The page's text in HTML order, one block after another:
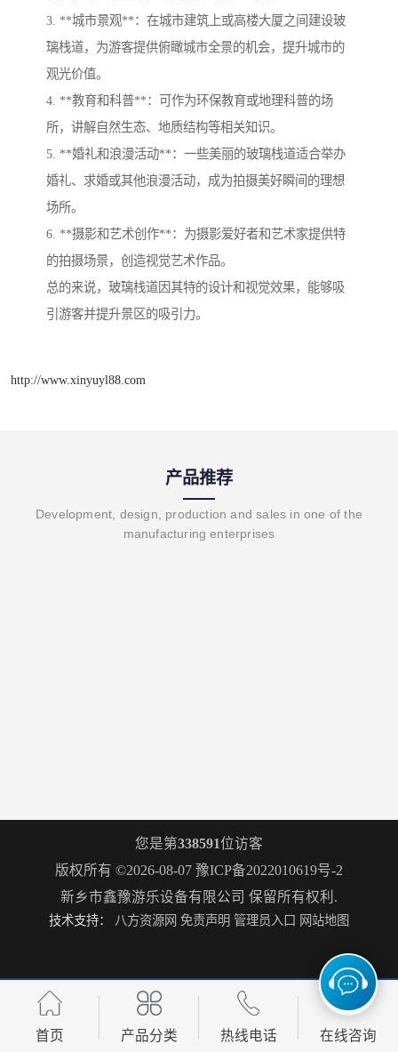
3. **城市景观**：在城市建筑上或高楼大厦之间建设玻
璃栈道，为游客提供俯瞰城市全景的机会，提升城市的
观光价值。
4. **教育和科普**：可作为环保教育或地理科普的场
所，讲解自然生态、地质结构等相关知识。
5. **婚礼和浪漫活动**：一些美丽的玻璃栈道适合举办
婚礼、求婚或其他浪漫活动，成为拍摄美好瞬间的理想
场所。
6. **摄影和艺术创作**：为摄影爱好者和艺术家提供特
的拍摄场景，创造视觉艺术作品。
总的来说，玻璃栈道因其特的设计和视觉效果，能够吸
引游客并提升景区的吸引力。
http://www.xinyuyl88.com
产品推荐
Development, design, production and sales in one of the
manufacturing enterprises
您是第338591位访客
版权所有 ©2026-08-07 豫ICP备2022010619号-2
新乡市鑫豫游乐设备有限公司 保留所有权利.
技术支持： 八方资源网 免责声明 管理员入口 网站地图
首页 产品分类 热线电话 在线咨询